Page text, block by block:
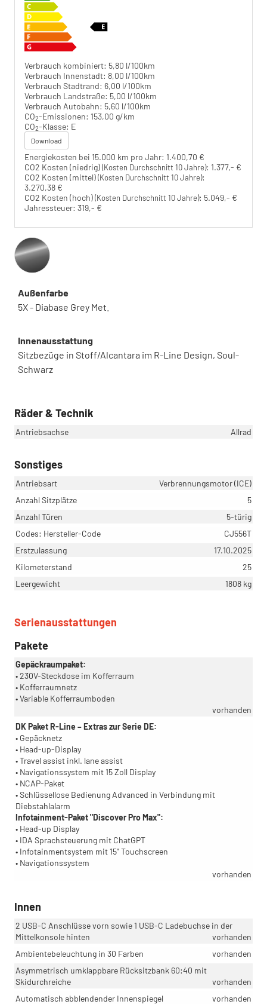
Verbrauch kombiniert: 5,80 l/100km
Verbrauch Innenstadt: 8,00 l/100km
Verbrauch Stadtrand: 6,00 l/100km
Verbrauch Landstraße: 5,00 l/100km
Verbrauch Autobahn: 5,60 l/100km
CO2-Emissionen: 153,00 g/km
CO2-Klasse: E
Download
Energiekosten bei 15.000 km pro Jahr: 1.400,70 €
CO2 Kosten (niedrig)(Kosten Durchschnitt 10 Jahre): 1.377,- €
CO2 Kosten (mittel)(Kosten Durchschnitt 10 Jahre):
3.270,38 €
CO2 Kosten (hoch)(Kosten Durchschnitt 10 Jahre): 5.049,- €
Jahressteuer: 319,- €
Außenfarbe
5X - Diabase Grey Met.
Innenausstattung
Sitzbezüge in Stoff/Alcantara im R-Line Design, Soul-
Schwarz
Räder & Technik
Antriebsachse Allrad
Sonstiges
Antriebsart
Verbrennungsmotor (ICE)
Anzahl Sitzplätze
5
Anzahl Türen
5-türig
Codes: Hersteller-Code
CJ556T
Erstzulassung
17.10.2025
Kilometerstand
25
Leergewicht
1808 kg
Serienausstattungen
Pakete
Gepäckraumpaket:
• 230V-Steckdose im Kofferraum
• Kofferraumnetz
• Variable Kofferraumboden
vorhanden
DK Paket R-Line – Extras zur Serie DE:
• Gepäcknetz
• Head-up-Display
• Travel assist inkl. lane assist
• Navigationssystem mit 15 Zoll Display
• NCAP-Paket
• Schlüssellose Bedienung Advanced in Verbindung mit
Diebstahlalarm
Infotainment-Paket "Discover Pro Max":
• Head-up Display
• IDA Sprachsteuerung mit ChatGPT
• Infotainmentsystem mit 15" Touchscreen
• Navigationssystem
vorhanden
Innen
2 USB-C Anschlüsse vorn sowie 1 USB-C Ladebuchse in der
Mittelkonsole hinten
vorhanden
Ambientebeleuchtung in 30 Farben
vorhanden
Asymmetrisch umklappbare Rücksitzbank 60:40 mit
Skidurchreiche
vorhanden
Automatisch abblendender Innenspiegel
vorhanden